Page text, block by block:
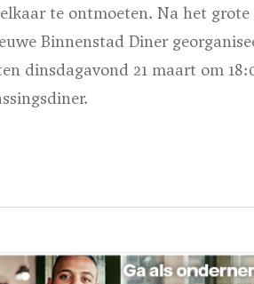
te ontmoeten. Na het
Binnenstad Diner
dinsdagavond 21 maart om